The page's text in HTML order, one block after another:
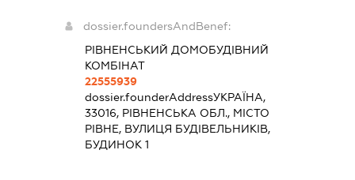
dossier.foundersAndBenef:
РІВНЕНСЬКИЙ ДОМОБУДІВНИЙ
КОМБІНАТ
22555939
dossier.founderAddressУКРАЇНА,
33016, РІВНЕНСЬКА ОБЛ., МІСТО
РІВНЕ, ВУЛИЦЯ БУДІВЕЛЬНИКІВ,
БУДИНОК 1